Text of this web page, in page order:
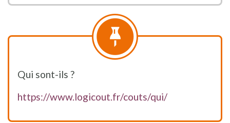
Qui sont-ils ?
https://www.logicout.fr/couts/qui/